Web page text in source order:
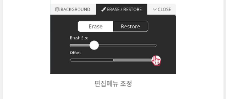
편집메뉴 조정